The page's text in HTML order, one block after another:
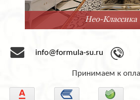
Нео-Классика
info@formula-su.ru
Принимаем к